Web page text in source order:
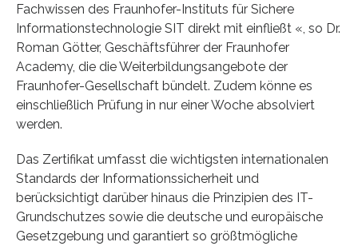
Fachwissen des Fraunhofer-Instituts für Sichere
Informationstechnologie SIT direkt mit einfließt «, so Dr.
Roman Götter, Geschäftsführer der Fraunhofer
Academy, die die Weiterbildungsangebote der
Fraunhofer-Gesellschaft bündelt. Zudem könne es
einschließlich Prüfung in nur einer Woche absolviert
werden.
Das Zertifikat umfasst die wichtigsten internationalen
Standards der Informationssicherheit und
berücksichtigt darüber hinaus die Prinzipien des IT-
Grundschutzes sowie die deutsche und europäische
Gesetzgebung und garantiert so größtmögliche